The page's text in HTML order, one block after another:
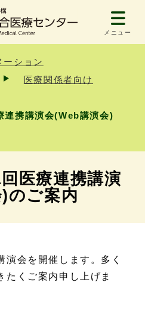
メニュー
ーション
医療関係者向け
連携講演会(Web講演会)
医療連携講演
のご案内
演会を開催します。多く
たくご案内申し上げま